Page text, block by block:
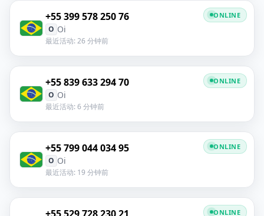
+55 399 578 250 76
O Oi
最近活动: 26 分钟前
ONLINE
+55 839 633 294 70
O Oi
最近活动: 6 分钟前
ONLINE
+55 799 044 034 95
O Oi
最近活动: 19 分钟前
ONLINE
+55 529 728 230 21 ONLINE